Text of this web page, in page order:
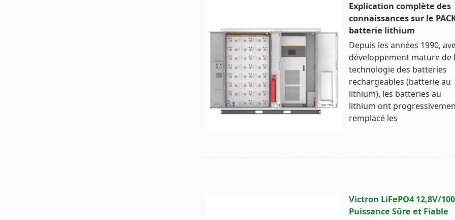
Explication complète des
connaissances sur le
batterie lithium
Depuis les années 1990,
développement mature de
technologie des batteries
rechargeables (batterie au
lithium), les batteries au
lithium ont
remplacé les
Victron LiFePO4 12,8V/
Puissance Sûre et Fiable